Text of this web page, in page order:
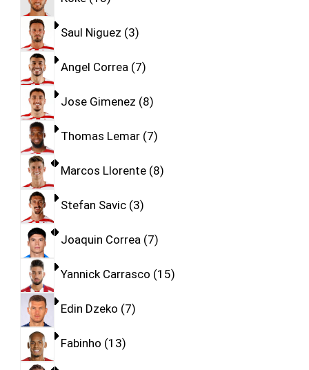
Saul Niguez 3
Angel Correa 7
Jose Gimenez 8
Thomas Lemar 7
Marcos Llorente 8
Stefan Savic 3
Joaquin Correa 7
Yannick Carrasco 15
Edin Dzeko 7
Fabinho 13